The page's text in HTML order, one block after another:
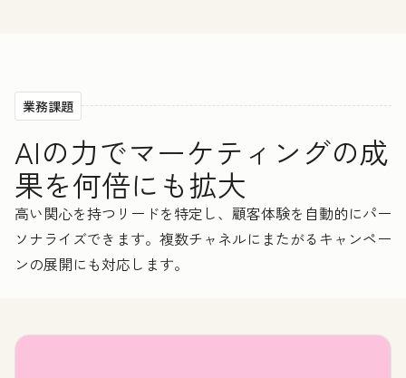
業務課題
AIの力でマーケティングの成
果を何倍にも拡大
高い関心を持つリードを特定し、顧客体験を自動的にパー
ソナライズできます。複数チャネルにまたがるキャンペー
ンの展開にも対応します。